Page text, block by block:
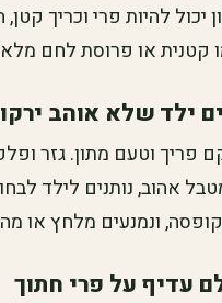
יכול להיות פרי וכריך
קטנית או פרוסת לחם
ילד שלא אוהב
פריך וטעם מתון. גזר
אהוב, נותנים לילד
ונמנעים מלחץ או
עדיף על פרי חתוך